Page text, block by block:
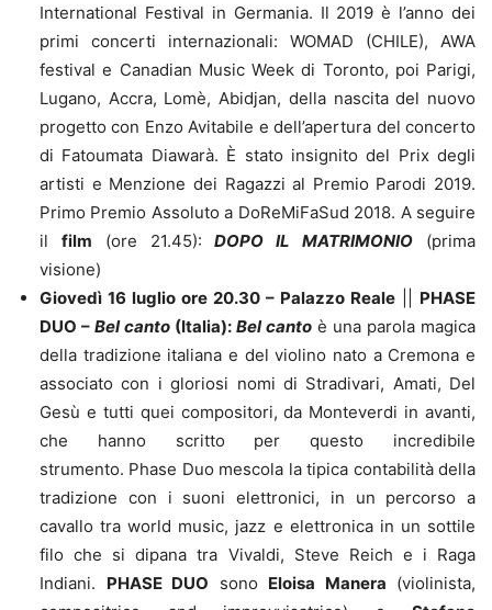
International Festival in Germania. Il 2019 è l’anno dei
primi concerti internazionali: WOMAD (CHILE), AWA
festival e Canadian Music Week di Toronto, poi Parigi,
Lugano, Accra, Lomè, Abidjan, della nascita del nuovo
progetto con Enzo Avitabile e dell’apertura del concerto
di Fatoumata Diawarà. È stato insignito del Prix degli
artisti e Menzione dei Ragazzi al Premio Parodi 2019.
Primo Premio Assoluto a DoReMiFaSud 2018. A seguire
il film (ore 21.45):DOPO IL MATRIMONIO
(prima
visione)
Giovedì 16 luglio ore 20.30 – Palazzo Reale
PHASE
DUO – Bel canto (Italia): Bel canto è una parola magica
della tradizione italiana e del violino nato a Cremona e
associato con i gloriosi nomi di Stradivari, Amati, Del
Gesù e tutti quei compositori, da Monteverdi in avanti,
che hanno scritto per questo incredibile
strumento. Phase Duo mescola la tipica contabilità della
tradizione con i suoni elettronici, in un percorso a
cavallo tra world music, jazz e elettronica in un sottile
filo che si dipana tra Vivaldi, Steve Reich e i Raga
Indiani. PHASE DUO sono Eloisa Manera (violinista,